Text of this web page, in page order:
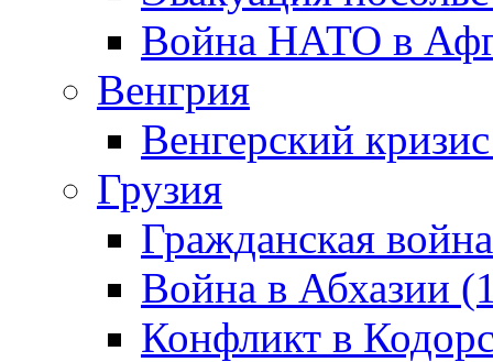
Война НАТО в
Венгрия
Венгерский
Грузия
Гражданская
Война в Абхазии
Конфликт в